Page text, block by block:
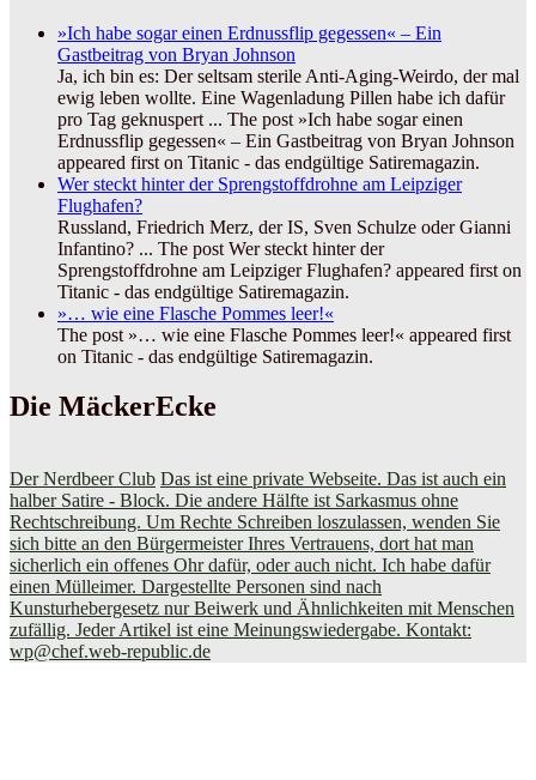
»Ich habe sogar einen Erdnussflip gegessen« – Ein
Gastbeitrag von Bryan Johnson
Ja, ich bin es: Der seltsam sterile Anti-Aging-Weirdo, der mal
ewig leben wollte. Eine Wagenladung Pillen habe ich dafür
pro Tag geknuspert ... The post »Ich habe sogar einen
Erdnussflip gegessen« – Ein Gastbeitrag von Bryan Johnson
appeared first on Titanic - das endgültige Satiremagazin.
Wer steckt hinter der Sprengstoffdrohne am Leipziger
Flughafen?
Russland, Friedrich Merz, der IS, Sven Schulze oder Gianni
Infantino? ... The post Wer steckt hinter der
Sprengstoffdrohne am Leipziger Flughafen? appeared first on
Titanic - das endgültige Satiremagazin.
»… wie eine Flasche Pommes leer!«
The post »… wie eine Flasche Pommes leer!« appeared first
on Titanic - das endgültige Satiremagazin.
Die MäckerEcke
Der Nerdbeer Club Das ist eine private Webseite. Das ist auch ein
halber Satire - Block. Die andere Hälfte ist Sarkasmus ohne
Rechtschreibung. Um Rechte Schreiben loszulassen, wenden Sie
sich bitte an den Bürgermeister Ihres Vertrauens, dort hat man
sicherlich ein offenes Ohr dafür, oder auch nicht. Ich habe dafür
einen Mülleimer. Dargestellte Personen sind nach
Kunsturhebergesetz nur Beiwerk und Ähnlichkeiten mit Menschen
zufällig. Jeder Artikel ist eine Meinungswiedergabe. Kontakt:
wp@chef.web-republic.de